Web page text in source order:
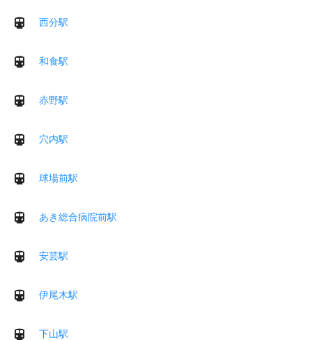
西分駅
和食駅
赤野駅
穴内駅
球場前駅
あき総合病院前駅
安芸駅
伊尾木駅
下山駅